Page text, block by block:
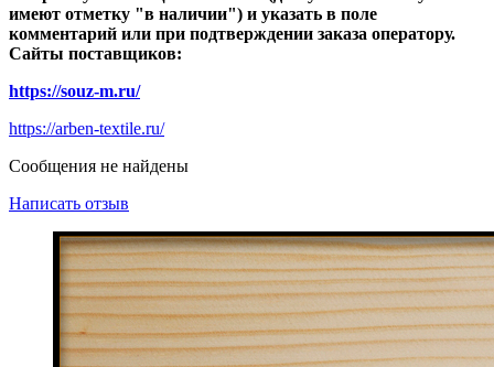
имеют отметку "в наличии") и указать в поле
комментарий или при подтверждении заказа оператору.
Сайты поставщиков:
https://souz-m.ru/
https://arben-textile.ru/
Сообщения не найдены
Написать отзыв